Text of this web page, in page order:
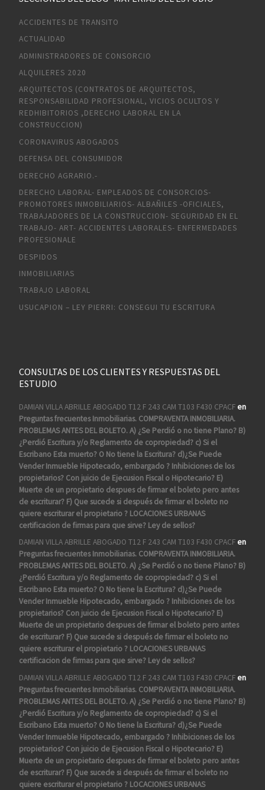
ACCIDENTES DE TRANSITO
ACTUALIDAD
ADMINISTRADORES DE CONSORCIO
ALQUILERES 2020
ARQUITECTOS (CONTRATOS DE ARQUITECTOS,
RESPONSABILIDAD PROFESIONAL, VICIOS OCULTOS Y
REDHIBITORIOS ,DERECHO LABORAL EN LA
CONSTRUCCION)
CORONAVIRUS ABOGADOS
DEFENSA DEL CONSUMIDOR
DERECHO AGRARIO.-
DERECHO LABORAL- EMPLEADOS DE CONSORCIOS-
PROMOTORES INMOBILIARIOS- ALBAÑILES -OFICIALES,
TRABAJADORES DE LA CONSTRUCCION- SEGURIDAD EN EL
TRABAJO- ART- ACCIDENTES LABORALES- ENFERMEDADES
PROFESIONALE
DESPIDOS
INMOBILIARIAS
TRABAJO LABORAL
USUCAPION – LEY PIERRI: CONSEGUI TU ESCRITURA
CONSULTAS DE LOS CLIENTES Y RESPUESTAS DEL
ESTUDIO
DAMIAN VILLA ABRILLE ABOGADO T12 F 243 CAM T103 F430 CPACFen
Preguntas frecuentes Inmobiliarias. COMPRAVENTA INMOBILIARIA.
PROBLEMAS ANTES DEL BOLETO. A) ¿Se Perdió o no tiene Plano? B)
¿Perdió Escritura y/o Reglamento de copropiedad? c) Si el
Escribano Esta muerto? O No tiene la Escritura? d)¿Se Puede
Vender Inmueble Hipotecado, embargado ? Inhibiciones de los
propietarios? Con juicio de Ejecusion Fiscal o Hipotecario? E)
Muerte de un propietario despues de firmar el boleto pero antes
de escriturar? F) Que sucede si después de firmar el boleto no
quiere escriturar el propietario ? LOCACIONES URBANAS
certificacion de firmas para que sirve? Ley de sellos?
DAMIAN VILLA ABRILLE ABOGADO T12 F 243 CAM T103 F430 CPACFen
Preguntas frecuentes Inmobiliarias. COMPRAVENTA INMOBILIARIA.
PROBLEMAS ANTES DEL BOLETO. A) ¿Se Perdió o no tiene Plano? B)
¿Perdió Escritura y/o Reglamento de copropiedad? c) Si el
Escribano Esta muerto? O No tiene la Escritura? d)¿Se Puede
Vender Inmueble Hipotecado, embargado ? Inhibiciones de los
propietarios? Con juicio de Ejecusion Fiscal o Hipotecario? E)
Muerte de un propietario despues de firmar el boleto pero antes
de escriturar? F) Que sucede si después de firmar el boleto no
quiere escriturar el propietario ? LOCACIONES URBANAS
certificacion de firmas para que sirve? Ley de sellos?
DAMIAN VILLA ABRILLE ABOGADO T12 F 243 CAM T103 F430 CPACFen
Preguntas frecuentes Inmobiliarias. COMPRAVENTA INMOBILIARIA.
PROBLEMAS ANTES DEL BOLETO. A) ¿Se Perdió o no tiene Plano? B)
¿Perdió Escritura y/o Reglamento de copropiedad? c) Si el
Escribano Esta muerto? O No tiene la Escritura? d)¿Se Puede
Vender Inmueble Hipotecado, embargado ? Inhibiciones de los
propietarios? Con juicio de Ejecusion Fiscal o Hipotecario? E)
Muerte de un propietario despues de firmar el boleto pero antes
de escriturar? F) Que sucede si después de firmar el boleto no
quiere escriturar el propietario ? LOCACIONES URBANAS